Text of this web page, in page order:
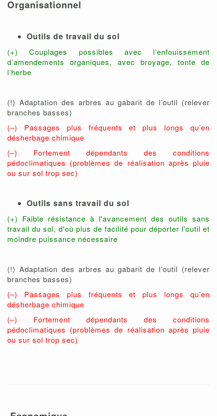
Organisationnel
Outils de travail du sol
(+) Couplages possibles avec l’enfouissement
d’amendements organiques, avec broyage, tonte de
l’herbe
(!) Adaptation des arbres au gabarit de l’outil (relever
branches basses)
(–) Passages plus fréquents et plus longs qu’en
désherbage chimique
(–) Fortement dépendants des conditions
pédoclimatiques (problèmes de réalisation après pluie
ou sur sol trop sec)
Outils sans travail du sol
(+) Faible résistance à l'avancement des outils sans
travail du sol, d'où plus de facilité pour déporter l'outil et
moindre puissance nécessaire
(!) Adaptation des arbres au gabarit de l’outil (relever
branches basses)
(–) Passages plus fréquents et plus longs qu’en
désherbage chimique
(–) Fortement dépendants des conditions
pédoclimatiques (problèmes de réalisation après pluie
ou sur sol trop sec)